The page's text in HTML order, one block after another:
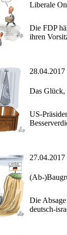
Liberale
Die FDP
ihren
28.04.2017
Das Glück,
US-
27.04.2017
(Ab-
Die
deutsch-